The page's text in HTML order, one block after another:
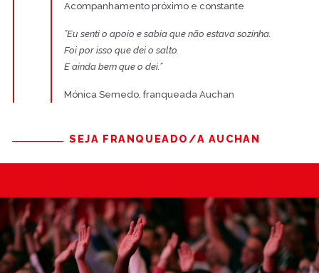
Acompanhamento próximo e constante
​”Eu senti o apoio e sabia que não estava sozinha.
Foi por isso que dei o salto.
E ainda bem que o dei.”
Mónica Semedo, franqueada Auchan
SEJA FRANQUEADO/A AUCHAN